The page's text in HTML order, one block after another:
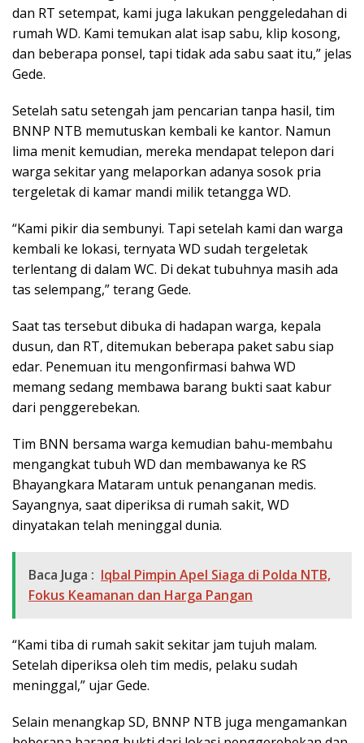
dan RT setempat, kami juga lakukan penggeledahan di
rumah WD. Kami temukan alat isap sabu, klip kosong,
dan beberapa ponsel, tapi tidak ada sabu saat itu,” jelas
Gede.
Setelah satu setengah jam pencarian tanpa hasil, tim
BNNP NTB memutuskan kembali ke kantor. Namun
lima menit kemudian, mereka mendapat telepon dari
warga sekitar yang melaporkan adanya sosok pria
tergeletak di kamar mandi milik tetangga WD.
“Kami pikir dia sembunyi. Tapi setelah kami dan warga
kembali ke lokasi, ternyata WD sudah tergeletak
terlentang di dalam WC. Di dekat tubuhnya masih ada
tas selempang,” terang Gede.
Saat tas tersebut dibuka di hadapan warga, kepala
dusun, dan RT, ditemukan beberapa paket sabu siap
edar. Penemuan itu mengonfirmasi bahwa WD
memang sedang membawa barang bukti saat kabur
dari penggerebekan.
Tim BNN bersama warga kemudian bahu-membahu
mengangkat tubuh WD dan membawanya ke RS
Bhayangkara Mataram untuk penanganan medis.
Sayangnya, saat diperiksa di rumah sakit, WD
dinyatakan telah meninggal dunia.
Baca Juga : Iqbal Pimpin Apel Siaga di Polda NTB,
Fokus Keamanan dan Harga Pangan
“Kami tiba di rumah sakit sekitar jam tujuh malam.
Setelah diperiksa oleh tim medis, pelaku sudah
meninggal,” ujar Gede.
Selain menangkap SD, BNNP NTB juga mengamankan